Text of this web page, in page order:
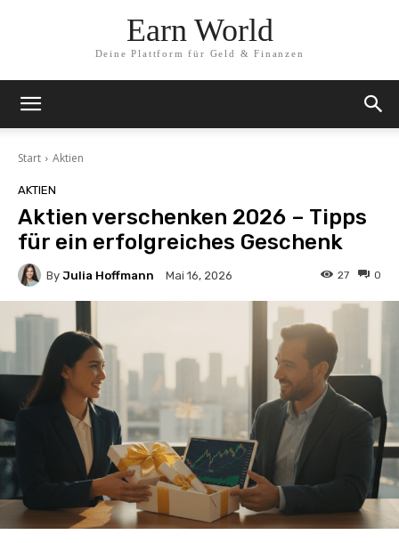
Earn World
Deine Plattform für Geld & Finanzen
Start Aktien
AKTIEN
Aktien verschenken 2026 – Tipps
für ein erfolgreiches Geschenk
By Julia Hoffmann Mai 16, 2026 0
27